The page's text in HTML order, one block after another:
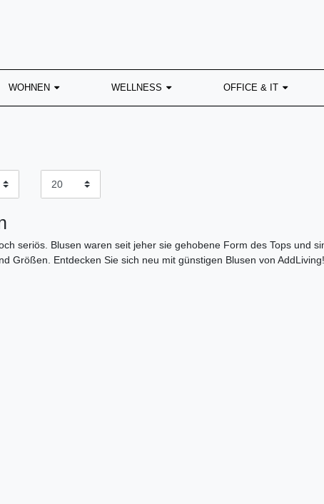
WOHNEN WELLNESS OFFICE & IT
seriös. Blusen waren seit jeher sie gehobene Form des Tops und
Größen. Entdecken Sie sich neu mit günstigen Blusen von AddLiving!